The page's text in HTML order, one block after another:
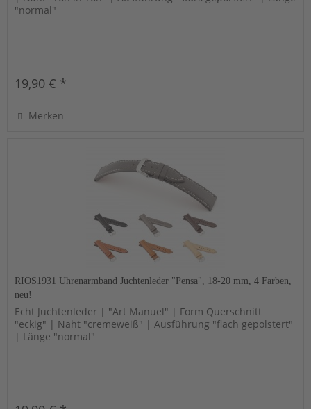
"normal"
19,90 € *
Merken
RIOS1931 Uhrenarmband Juchtenleder "Pensa", 18-20 mm, 4 Farben,
neu!
Echt Juchtenleder | "Art Manuel" | Form Querschnitt
"eckig" | Naht "cremeweiß" | Ausführung "flach gepolstert"
| Länge "normal"